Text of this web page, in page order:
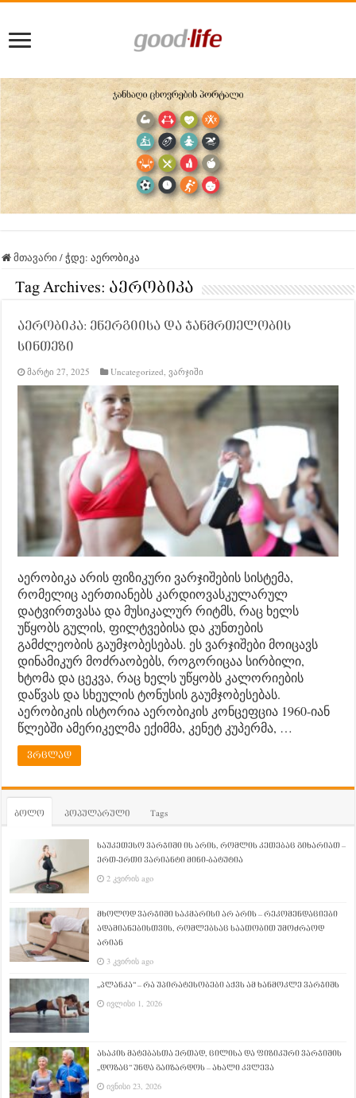
მთავარი /ჭდე:აერობიკა
Tag Archives: აერობიკა
აერობიკა: ენერგიისა და ჯანმრთელობის
სინთეზი
მარტი 27, 2025 Uncategorized ვარჯიში
აერობიკა არის ფიზიკური ვარჯიშების სისტემა,
რომელიც აერთიანებს კარდიოვასკულარულ
დატვირთვასა და მუსიკალურ რიტმს, რაც ხელს
უწყობს გულის, ფილტვებისა და კუნთების
გამძლეობის გაუმჯობესებას. ეს ვარჯიშები მოიცავს
დინამიკურ მოძრაობებს, როგორიცაა სირბილი,
ხტომა და ცეკვა, რაც ხელს უწყობს კალორიების
დაწვას და სხეულის ტონუსის გაუმჯობესებას.​
აერობიკის ისტორია აერობიკის კონცეფცია 1960-იან
წლებში ამერიკელმა ექიმმა, კენეტ კუპერმა, …
ვრცლად
ბოლო პოპულარული Tags
საუკეთესო ვარჯიში ის არის, რომლის კეთებაც გიხარიათ –
ერთ-ერთი ვარიანტი მინი-ბატუტია
2 კვირის ago
მხოლოდ ვარჯიში საკმარისი არ არის – რეკომენდაციები
ადამიანებისთვის, რომლებსაც საათობით უმოძრაოდ
არიან
3 კვირის ago
„პლანკა“ – რა უპირატესობები აქვს ამ ხანმოკლე ვარჯიშს
ივლისი 1, 2026
ასაკის მატებასთა ერთად, ცილისა და ფიზიკური ვარჯიშის
„დოზაც“ უნდა გაიზარდოს – ახალი კვლევა
ივნისი 23, 2026